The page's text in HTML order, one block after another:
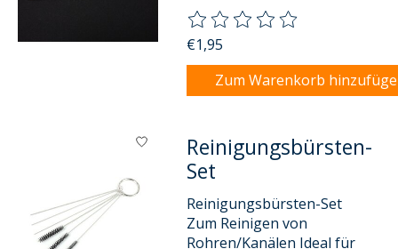
Die Bewertung dieses
€1,95
Zum Warenkorb
Reinigungsbürsten-
Set
Reinigungsbürsten-Set
Zum Reinigen von
Rohren/Kanälen Ideal für